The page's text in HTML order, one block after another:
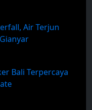
Air Terjun
Bali Terpercaya